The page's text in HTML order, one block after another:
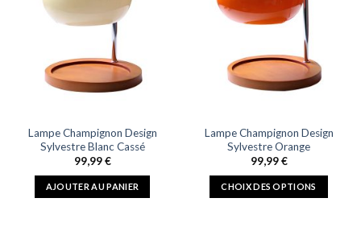
Lampe Champignon Design
Sylvestre Blanc Cassé
99,99€
AJOUTER AU PANIER
Lampe Champignon Design
Sylvestre Orange
99,99€
CHOIX DES OPTIONS